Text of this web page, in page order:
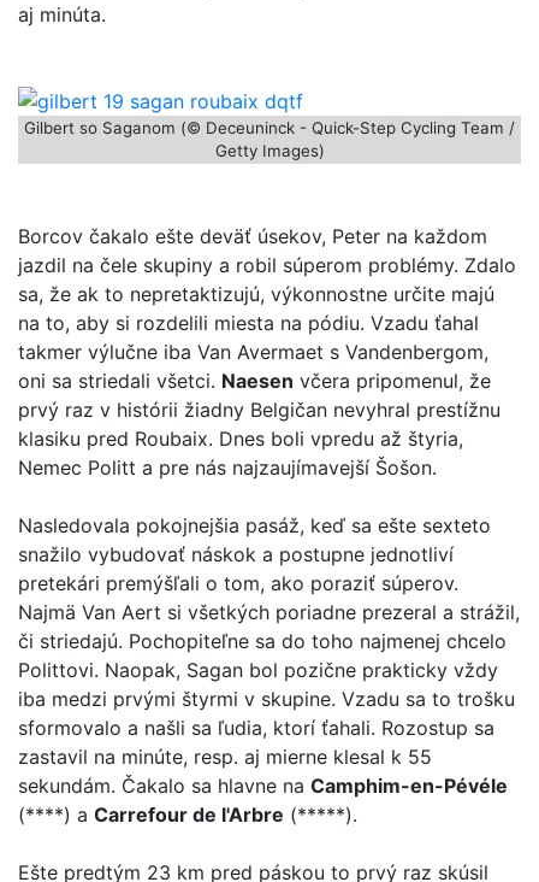
aj minúta.
Gilbert so Saganom (© Deceuninck - Quick-Step Cycling Team /
Getty Images)
Borcov čakalo ešte deväť úsekov, Peter na každom
jazdil na čele skupiny a robil súperom problémy. Zdalo
sa, že ak to nepretaktizujú, výkonnostne určite majú
na to, aby si rozdelili miesta na pódiu. Vzadu ťahal
takmer výlučne iba Van Avermaet s Vandenbergom,
oni sa striedali všetci. Naesen včera pripomenul, že
prvý raz v histórii žiadny Belgičan nevyhral prestížnu
klasiku pred Roubaix. Dnes boli vpredu až štyria,
Nemec Politt a pre nás najzaujímavejší Šošon.
Nasledovala pokojnejšia pasáž, keď sa ešte sexteto
snažilo vybudovať náskok a postupne jednotliví
pretekári premýšľali o tom, ako poraziť súperov.
Najmä Van Aert si všetkých poriadne prezeral a strážil,
či striedajú. Pochopiteľne sa do toho najmenej chcelo
Polittovi. Naopak, Sagan bol pozične prakticky vždy
iba medzi prvými štyrmi v skupine. Vzadu sa to trošku
sformovalo a našli sa ľudia, ktorí ťahali. Rozostup sa
zastavil na minúte, resp. aj mierne klesal k 55
sekundám. Čakalo sa hlavne na Camphim-en-Pévéle
(****) a Carrefour de l'Arbre (*****).
Ešte predtým 23 km pred páskou to prvý raz skúsil